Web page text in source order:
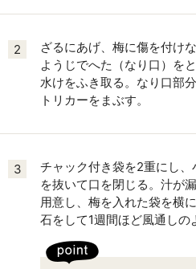
2
ざるにあげ、梅に傷を付け
ようじでへた（なり口）を
水けをふき取る。なり口部
トリカーをまぶす。
3
チャック付き袋を2重にし
を抜いて口を閉じる。汁が
用意し、梅を入れた袋を横
石をして1週間ほど風通しの